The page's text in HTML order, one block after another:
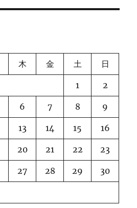
木 金 土 日
1 2
6 7 8 9
13 14 15 16
20 21 22 23
27 28 29 30